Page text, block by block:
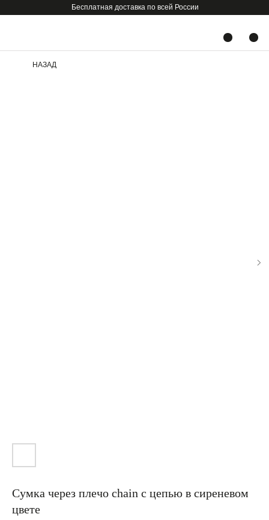
Бесплатная доставка по всей России
НАЗАД
Сумка через плечо chain с цепью в сиреневом
цвете